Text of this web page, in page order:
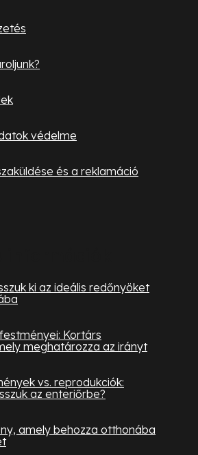
védelme
és a reklamáció
ki az ideális redőnyöket
Kortárs
meghatározza az irányt
vs. reprodukciók:
az enteriőrbe?
amely behozza otthonába